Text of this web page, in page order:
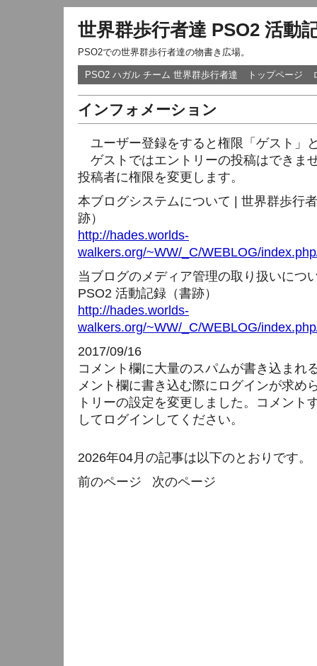
世界群歩行者達 PSO2 活動
PSO2での世界群歩行者達の物書き広場。
PSO2 ハガル チーム 世界群歩行者達 トップページ
インフォメーション
ユーザー登録をすると権限「ゲスト」
ゲストではエントリーの投稿はできま
投稿者に権限を変更します。
本ブログシステムについて | 世界群歩行
跡）
http://hades.worlds-
walkers.org/~WW/_C/WEBLOG/
当ブログのメディア管理の取り扱いにつ
PSO2 活動記録（書跡）
http://hades.worlds-
walkers.org/~WW/_C/WEBLOG/
2017/09/16
コメント欄に大量のスパムが書き込まれ
メント欄に書き込む際にログインが求め
トリーの設定を変更しました。コメント
してログインしてください。
2026年04月の記事は以下のとおりです。
前のページ
次のページ